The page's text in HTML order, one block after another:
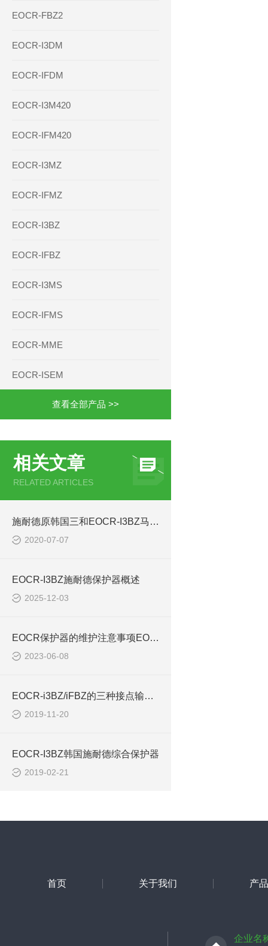
EOCR-FBZ2
EOCR-I3DM
EOCR-IFDM
EOCR-I3M420
EOCR-IFM420
EOCR-I3MZ
EOCR-IFMZ
EOCR-I3BZ
EOCR-IFBZ
EOCR-I3MS
EOCR-IFMS
EOCR-MME
EOCR-ISEM
查看全部产品 >>
相关文章
RELATED ARTICLES
施耐德原韩国三和EOCR-I3BZ马保的操作规范
2020-07-07
EOCR-I3BZ施耐德保护器概述
2025-12-03
EOCR保护器的维护注意事项EOCR-I3BZ
2023-06-08
EOCR-i3BZ/iFBZ的三种接点输出方式
2019-11-20
EOCR-I3BZ韩国施耐德综合保护器
2019-02-21
首页 关于我们 产
企业名